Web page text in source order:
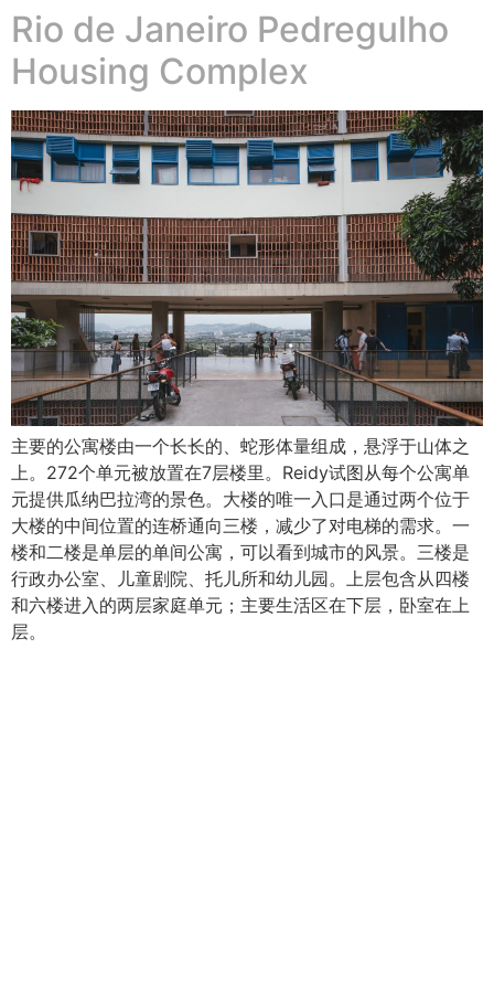
Rio de Janeiro Pedregulho
Housing Complex
主要的公寓楼由一个长长的、蛇形体量组成，悬浮于山体之
上。272个单元被放置在7层楼里。Reidy试图从每个公寓单
元提供瓜纳巴拉湾的景色。大楼的唯一入口是通过两个位于
大楼的中间位置的连桥通向三楼，减少了对电梯的需求。一
楼和二楼是单层的单间公寓，可以看到城市的风景。三楼是
行政办公室、儿童剧院、托儿所和幼儿园。上层包含从四楼
和六楼进入的两层家庭单元；主要生活区在下层，卧室在上
层。